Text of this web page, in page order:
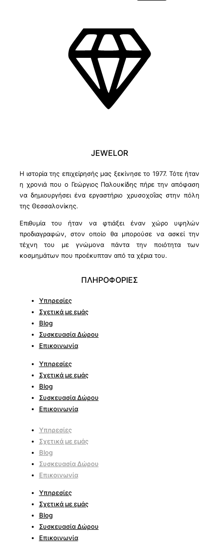
JEWELOR
Η ιστορία της επιχείρησής μας ξεκίνησε το 1977. Τότε ήταν
η χρονιά που ο Γεώργιος Παλουκίδης πήρε την απόφαση
να δημιουργήσει ένα εργαστήριο χρυσοχοΐας στην πόλη
της Θεσσαλονίκης.
Επιθυμία του ήταν να φτιάξει έναν χώρο υψηλών
προδιαγραφών, στον οποίο θα μπορούσε να ασκεί την
τέχνη του με γνώμονα πάντα την ποιότητα των
κοσμημάτων που προέκυπταν από τα χέρια του.
ΠΛΗΡΟΦΟΡΙΕΣ
Υπηρεσίες
Σχετικά με εμάς
Blog
Συσκευασία Δώρου
Επικοινωνία
Υπηρεσίες
Σχετικά με εμάς
Blog
Συσκευασία Δώρου
Επικοινωνία
Υπηρεσίες
Σχετικά με εμάς
Blog
Συσκευασία Δώρου
Επικοινωνία
Υπηρεσίες
Σχετικά με εμάς
Blog
Συσκευασία Δώρου
Επικοινωνία